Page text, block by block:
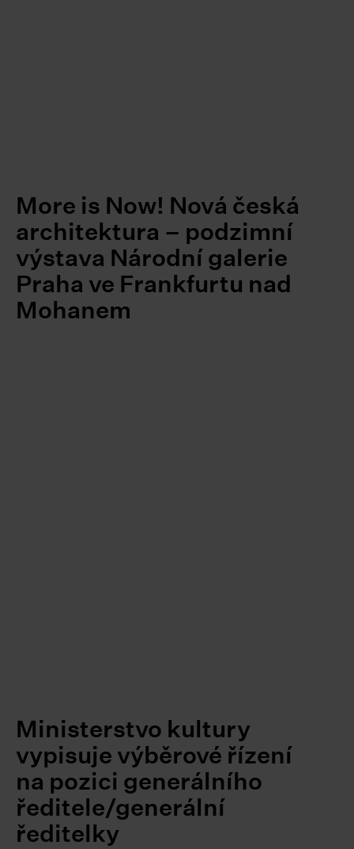
More is Now! Nová česká
architektura – podzimní
výstava Národní galerie
Praha ve Frankfurtu nad
Mohanem
Ministerstvo kultury
vypisuje výběrové řízení
na pozici generálního
ředitele/generální
ředitelky